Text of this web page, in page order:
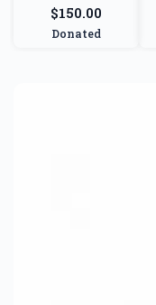
$150.00
Donated